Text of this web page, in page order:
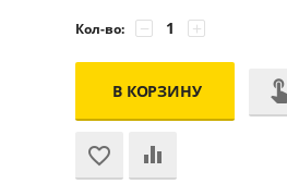
Кол-во: +
−
В КОРЗИНУ